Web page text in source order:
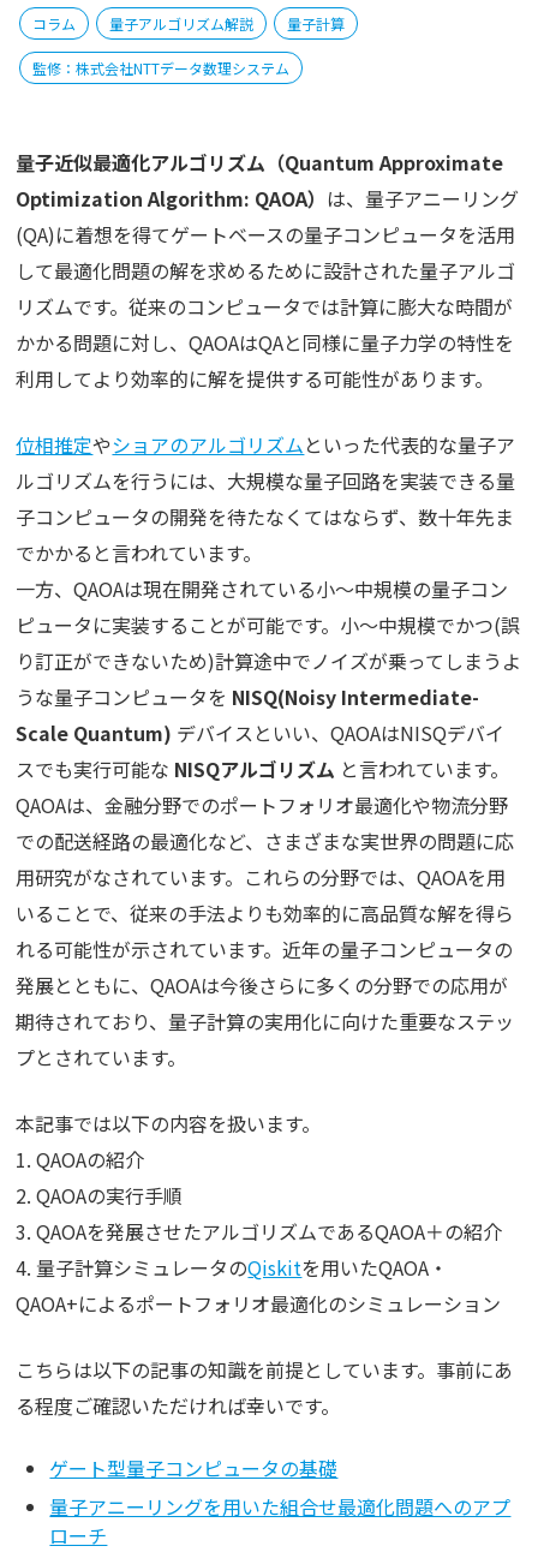
コラム 量子アルゴリズム解説 量子計算
監修：株式会社NTTデータ数理システム
量子近似最適化アルゴリズム（Quantum Approximate
Optimization Algorithm: QAOA） は、量子アニーリング
(QA)に着想を得てゲートベースの量子コンピュータを活用
して最適化問題の解を求めるために設計された量子アルゴ
リズムです。従来のコンピュータでは計算に膨大な時間が
かかる問題に対し、QAOAはQAと同様に量子力学の特性を
利用してより効率的に解を提供する可能性があります。
位相推定やショアのアルゴリズムといった代表的な量子ア
ルゴリズムを行うには、大規模な量子回路を実装できる量
子コンピュータの開発を待たなくてはならず、数十年先ま
でかかると言われています。
一方、QAOAは現在開発されている小～中規模の量子コン
ピュータに実装することが可能です。小～中規模でかつ(誤
り訂正ができないため)計算途中でノイズが乗ってしまうよ
うな量子コンピュータを NISQ(Noisy Intermediate-
Scale Quantum) デバイスといい、QAOAはNISQデバイ
スでも実行可能な NISQアルゴリズム と言われています。
QAOAは、金融分野でのポートフォリオ最適化や物流分野
での配送経路の最適化など、さまざまな実世界の問題に応
用研究がなされています。これらの分野では、QAOAを用
いることで、従来の手法よりも効率的に高品質な解を得ら
れる可能性が示されています。近年の量子コンピュータの
発展とともに、QAOAは今後さらに多くの分野での応用が
期待されており、量子計算の実用化に向けた重要なステッ
プとされています。
本記事では以下の内容を扱います。
1. QAOAの紹介
2. QAOAの実行手順
3. QAOAを発展させたアルゴリズムであるQAOA＋の紹介
4. 量子計算シミュレータのQiskitを用いたQAOA・
QAOA+によるポートフォリオ最適化のシミュレーション
こちらは以下の記事の知識を前提としています。事前にあ
る程度ご確認いただければ幸いです。
ゲート型量子コンピュータの基礎
量子アニーリングを用いた組合せ最適化問題へのアプ
ローチ